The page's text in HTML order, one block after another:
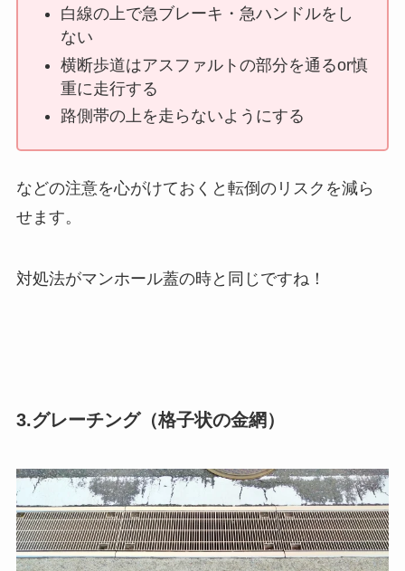
白線の上で急ブレーキ・急ハンドルをし
ない
横断歩道はアスファルトの部分を通るor慎
重に走行する
路側帯の上を走らないようにする
などの注意を心がけておくと転倒のリスクを減ら
せます。
対処法がマンホール蓋の時と同じですね！
3.グレーチング（格子状の金網）